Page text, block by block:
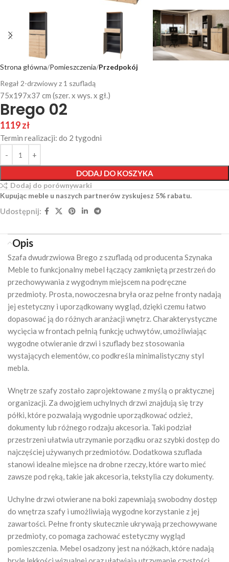
Strona główna Pomieszczenia Przedpokój
Brego 02
75x197x37 cm (szer. x wys. x gł.)
Regał 2-drzwiowy z 1 szufladą
1119zł
Termin realizacji: do 2 tygodni
DODAJ DO KOSZYKA
Dodaj do porównywarki
Kupując meble u naszych partnerów zyskujesz 5% rabatu.
Udostępnij:
Opis
Szafa dwudrzwiowa Brego z szufladą od producenta Szynaka
Meble to funkcjonalny mebel łączący zamkniętą przestrzeń do
przechowywania z wygodnym miejscem na podręczne
przedmioty. Prosta, nowoczesna bryła oraz pełne fronty nadają
jej estetyczny i uporządkowany wygląd, dzięki czemu łatwo
dopasować ją do różnych aranżacji wnętrz. Charakterystyczne
wycięcia w frontach pełnią funkcję uchwytów, umożliwiając
wygodne otwieranie drzwi i szuflady bez stosowania
wystających elementów, co podkreśla minimalistyczny styl
mebla.
Wnętrze szafy zostało zaprojektowane z myślą o praktycznej
organizacji. Za dwojgiem uchylnych drzwi znajdują się trzy
półki, które pozwalają wygodnie uporządkować odzież,
dokumenty lub różnego rodzaju akcesoria. Taki podział
przestrzeni ułatwia utrzymanie porządku oraz szybki dostęp do
najczęściej używanych przedmiotów. Dodatkowa szuflada
stanowi idealne miejsce na drobne rzeczy, które warto mieć
zawsze pod ręką, takie jak akcesoria, tekstylia czy dokumenty.
Uchylne drzwi otwierane na boki zapewniają swobodny dostęp
do wnętrza szafy i umożliwiają wygodne korzystanie z jej
zawartości. Pełne fronty skutecznie ukrywają przechowywane
przedmioty, co pomaga zachować estetyczny wygląd
pomieszczenia. Mebel osadzony jest na nóżkach, które nadają